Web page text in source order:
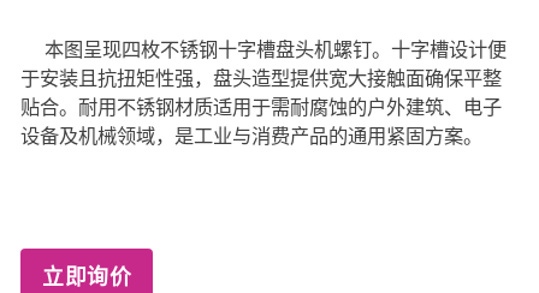
本图呈现四枚不锈钢十字槽盘头机螺钉。十字槽设计便
于安装且抗扭矩性强，盘头造型提供宽大接触面确保平整
贴合。耐用不锈钢材质适用于需耐腐蚀的户外建筑、电子
设备及机械领域，是工业与消费产品的通用紧固方案。
立即询价